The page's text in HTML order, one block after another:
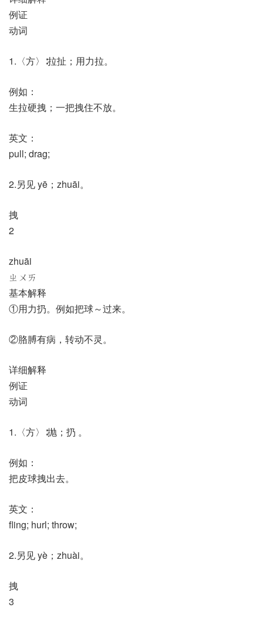
例证
动词
1.〈方〉∶拉扯；用力拉。
例如：
生拉硬拽；一把拽住不放。
英文：
pull; drag;
2.另见 yē；zhuāi。
拽
2
zhuāi
ㄓㄨㄞ
基本解释
①用力扔。例如把球～过来。
②胳膊有病，转动不灵。
详细解释
例证
动词
1.〈方〉∶抛；扔 。
例如：
把皮球拽出去。
英文：
fling; hurl; throw;
2.另见 yè；zhuài。
拽
3